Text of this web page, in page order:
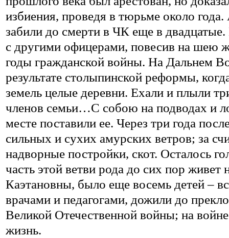
избиения, проведя в тюрьме около
забили до смерти в ЧК еще в
с другими офицерами, повесив на шею
годы гражданской войны. На Дальнем
результате столыпинской реформы,
земель целые деревни. Ехали и плыли
членов семьи…С собою на подводах и
месте поставили ее. Через три года
сильных и сухих амурских ветров; за
надворные постройки, скот. Осталось
часть этой ветви рода до сих пор
Каэтановны, было еще восемь детей –
врачами и педагогами, дожили до
Великой Отечественной войны; на
жизнь.